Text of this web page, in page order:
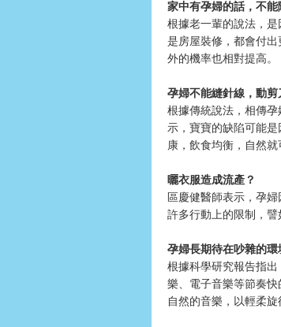
家中有孕婦的話，不
根據老一輩的說法，
是房屋裝修，都會付
外的機率也相對提高。
孕婦不能縫針線，動剪
根據傳統說法，相傳
示，寶寶的缺陷可能
康，飲食均衡，自然就
曬衣服造成流產？
區慶健醫師表示，孕
許多行動上的限制，譬
孕婦長期待在吵雜的
根據科學研究報告指
樂、電子音樂等節奏
自然的音樂，以輕柔旋